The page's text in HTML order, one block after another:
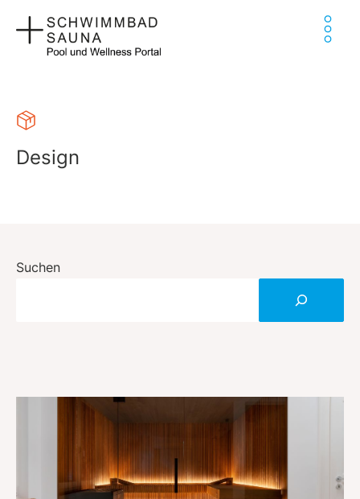
Inhalt
springen
Design
Suchen